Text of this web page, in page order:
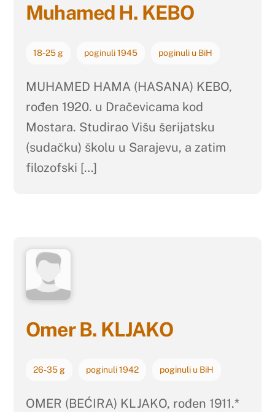
Muhamed H. KEBO
18-25 g poginuli 1945 poginuli u BiH
MUHAMED HAMA (HASANA) KEBO,
rođen 1920. u Dračevicama kod
Mostara. Studirao Višu šerijatsku
(sudačku) školu u Sarajevu, a zatim
filozofski […]
Omer B. KLJAKO
26-35 g poginuli 1942 poginuli u BiH
OMER (BEĆIRA) KLJAKO, rođen 1911.*